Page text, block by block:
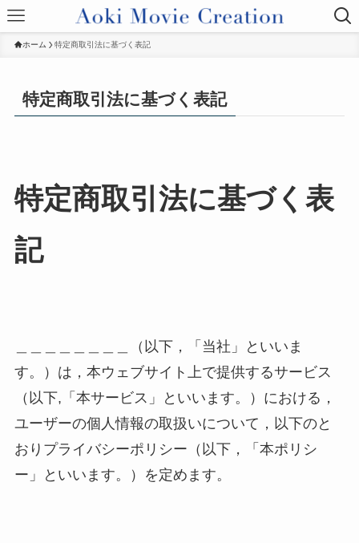
ホーム 特定商取引法に基づく表記
特定商取引法に基づく表記
特定商取引法に基づく表
記
＿＿＿＿＿＿＿＿（以下，「当社」といいま
す。）は，本ウェブサイト上で提供するサービス
（以下,「本サービス」といいます。）における，
ユーザーの個人情報の取扱いについて，以下のと
おりプライバシーポリシー（以下，「本ポリシ
ー」といいます。）を定めます。